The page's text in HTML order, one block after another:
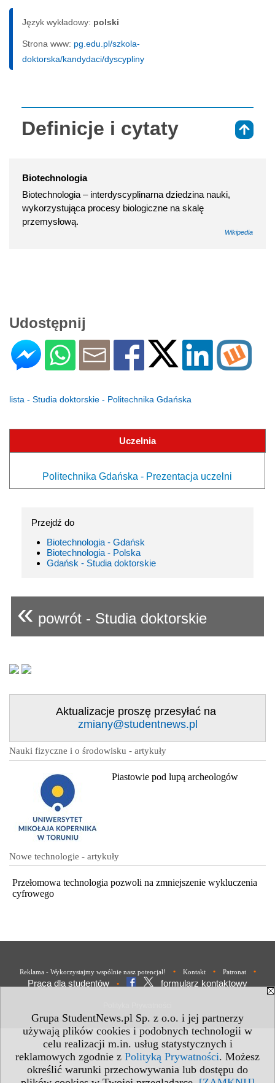
Grupa StudentNews.pl Sp. z o.o. i jej partnerzy
używają plików cookies i podobnych technologii w
celu realizacji m.in. usług statystycznych i
reklamowych zgodnie z Polityką Prywatności. Możesz
określić warunki przechowywania lub dostępu do
Język wykładowy: polski
Strona www: pg.edu.pl/szkola-
doktorska/kandydaci/dyscypliny
Definicje i cytaty
Biotechnologia
Biotechnologia – interdyscyplinarna dziedzina nauki,
wykorzystująca procesy biologiczne na skalę
przemysłową.
Wikipedia
Udostępnij
lista - Studia doktorskie - Politechnika Gdańska
Uczelnia
Politechnika Gdańska - Prezentacja uczelni
Przejdź do
Biotechnologia - Gdańsk
Biotechnologia - Polska
Gdańsk - Studia doktorskie
« powrót - Studia doktorskie
Aktualizacje proszę przesyłać na
zmiany@studentnews.pl
Nauki fizyczne i o środowisku - artykuły
Piastowie pod lupą archeologów
Nowe technologie - artykuły
Przełomowa technologia pozwoli na zmniejszenie wykluczenia
cyfrowego
Reklama - Wykorzystajmy wspólnie nasz potencjał! • Kontakt • Patronat •
Praca dla studentów • formularz kontaktowy